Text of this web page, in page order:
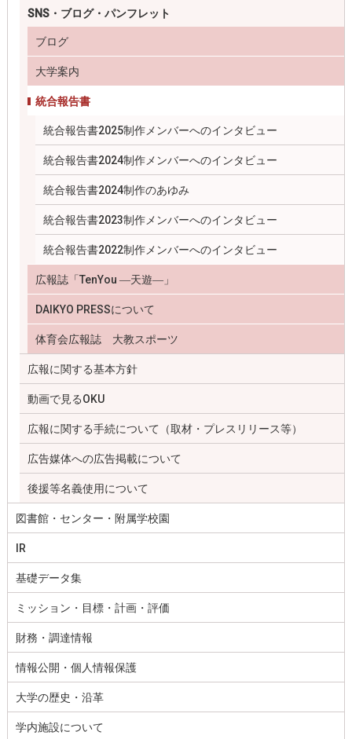
SNS・ブログ・パンフレット
ブログ
大学案内
統合報告書
統合報告書2025制作メンバーへのインタビュー
統合報告書2024制作メンバーへのインタビュー
統合報告書2024制作のあゆみ
統合報告書2023制作メンバーへのインタビュー
統合報告書2022制作メンバーへのインタビュー
広報誌「TenYou ―天遊―」
DAIKYO PRESSについて
体育会広報誌 大教スポーツ
広報に関する基本方針
動画で見るOKU
広報に関する手続について（取材・プレスリリース等）
広告媒体への広告掲載について
後援等名義使用について
図書館・センター・附属学校園
IR
基礎データ集
ミッション・目標・計画・評価
財務・調達情報
情報公開・個人情報保護
大学の歴史・沿革
学内施設について